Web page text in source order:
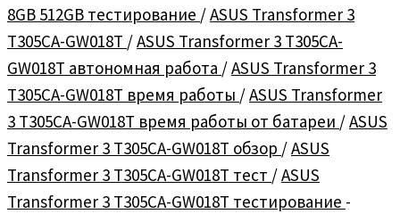
8GB 512GB тестирование /ASUS Transformer 3
T305CA-GW018T /ASUS Transformer 3 T305CA-
GW018T автономная работа /ASUS Transformer 3
T305CA-GW018T время работы /ASUS Transformer
3 T305CA-GW018T время работы от батареи /ASUS
Transformer 3 T305CA-GW018T обзор /ASUS
Transformer 3 T305CA-GW018T тест /ASUS
Transformer 3 T305CA-GW018T тестирование -